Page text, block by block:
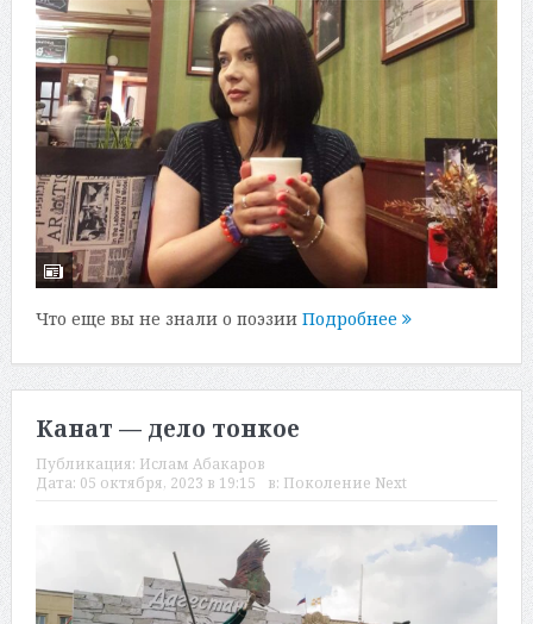
Что еще вы не знали о поэзии Подробнее
Канат — дело тонкое
Публикация: Ислам Абакаров
Дата: 05 октября, 2023 в 19:15 в: Поколение Next